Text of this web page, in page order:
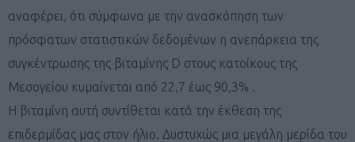
αναφέρει, ότι σύμφωνα με την ανασκόπηση των
πρόσφατων στατιστικών δεδομένων η ανεπάρκεια της
συγκέντρωσης της βιταμίνης D στους κατοίκους της
Μεσογείου κυμαίνεται από 22,7 έως 90,3% .
Η βιταμίνη αυτή συντίθεται κατά την έκθεση της
επιδερμίδας μας στον ήλιο. Δυστυχώς μια μεγάλη μερίδα του